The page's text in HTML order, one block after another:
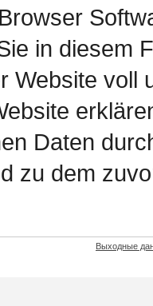
in diesem
Website voll
Daten
zu dem
Выходные